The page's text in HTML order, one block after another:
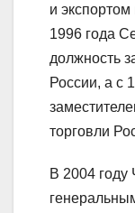
и
1996 года
должность
России, а с
торговли
В 2004 году